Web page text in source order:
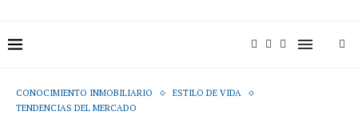
CONOCIMIENTO INMOBILIARIO
ESTILO DE VIDA
TENDENCIAS DEL MERCADO